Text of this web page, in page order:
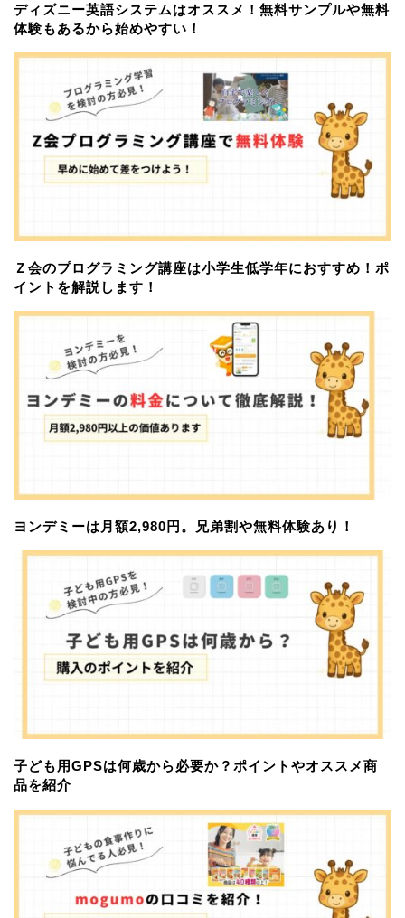
ディズニー英語システムはオススメ！無料サンプルや無料
体験もあるから始めやすい！
Ｚ会のプログラミング講座は小学生低学年におすすめ！ポ
イントを解説します！
ヨンデミーは月額2,980円。兄弟割や無料体験あり！
子ども用GPSは何歳から必要か？ポイントやオススメ商
品を紹介